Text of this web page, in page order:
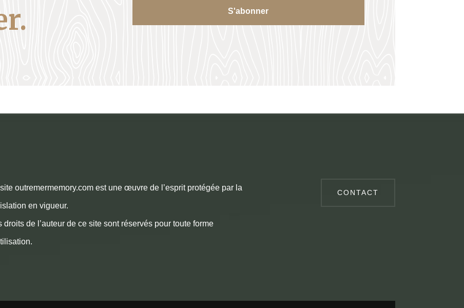
S'abonner
outremermemory.com est une œuvre de l’esprit protégée par la
en vigueur.
droits de l’auteur de ce site sont réservés pour toute forme
CONTACT